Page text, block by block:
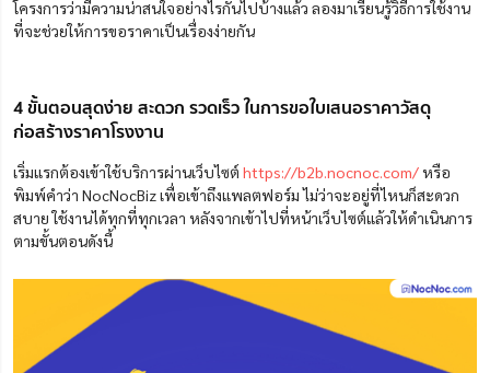
โครงการว่ามีความน่าสนใจอย่างไรกันไปบ้างแล้ว ลองมาเรียนรู้วิธีการใช้งาน
ที่จะช่วยให้การขอราคาเป็นเรื่องง่ายกัน
4 ขั้นตอนสุดง่าย สะดวก รวดเร็ว ในการขอใบเสนอราคาวัสดุ
ก่อสร้างราคาโรงงาน
เริ่มแรกต้องเข้าใช้บริการผ่านเว็บไซต์ https://b2b.nocnoc.com/หรือ
พิมพ์คำว่า NocNocBiz เพื่อเข้าถึงแพลตฟอร์ม ไม่ว่าจะอยู่ที่ไหนก็สะดวก
สบาย ใช้งานได้ทุกที่ทุกเวลา หลังจากเข้าไปที่หน้าเว็บไซต์แล้วให้ดำเนินการ
ตามขั้นตอนดังนี้